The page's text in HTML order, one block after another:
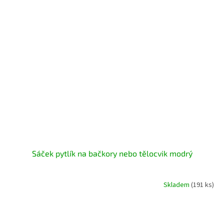
Sáček pytlík na bačkory nebo tělocvik modrý
Skladem (191 ks)